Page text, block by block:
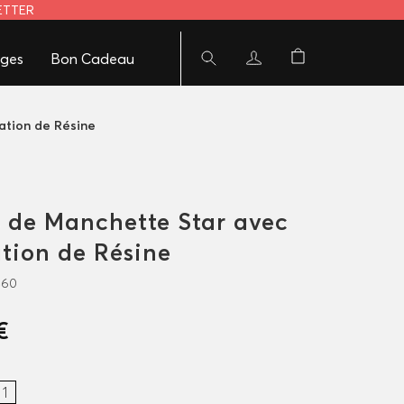
Bon Cadeau
de Résine
de Manchette Star avec
de Résine